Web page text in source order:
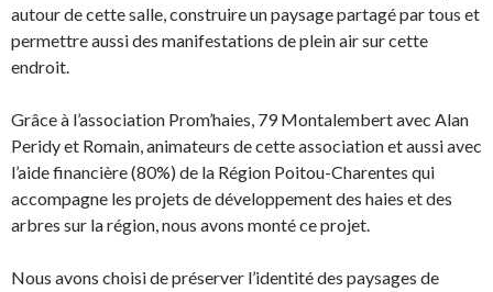
autour de cette salle, construire un paysage partagé par tous et
permettre aussi des manifestations de plein air sur cette
endroit.
Grâce à l’association Prom’haies, 79 Montalembert avec Alan
Peridy et Romain, animateurs de cette association et aussi avec
l’aide financière (80%) de la Région Poitou-Charentes qui
accompagne les projets de développement des haies et des
arbres sur la région, nous avons monté ce projet.
Nous avons choisi de préserver l’identité des paysages de